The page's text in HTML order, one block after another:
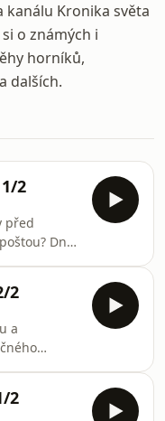
kanálu Kronika světa
o známých i
horníků,
dalších.
2
před
Dnes
kdy
ani
ní něco
co
navíc,
tě extra
2
a
určité fázi
kterou
2